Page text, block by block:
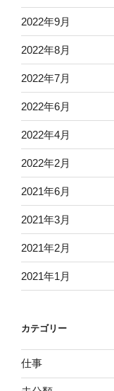
2022年9月
2022年8月
2022年7月
2022年6月
2022年4月
2022年2月
2021年6月
2021年3月
2021年2月
2021年1月
カテゴリー
仕事